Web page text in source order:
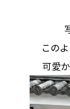
この
可愛